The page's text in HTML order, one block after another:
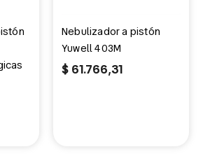
Nebulizador a pistón
Yuwell 403M
$61.766,31